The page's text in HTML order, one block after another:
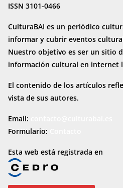
ISSN 3101-0466
CulturaBAI es un periódico
informar y cubrir eventos
Nuestro objetivo es ser un sitio
información cultural en internet
El contenido de los artículos
vista de sus autores.
Email:
Formulario:
Esta web está registrada en